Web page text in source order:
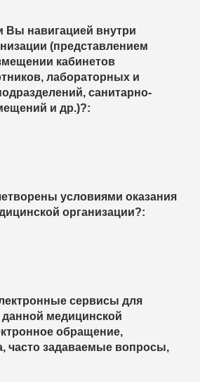
Вы навигацией внутри
(представлением
кабинетов
лабораторных и
санитарно-
и др.)?:
условиями оказания
организации?:
сервисы для
медицинской
обращение,
часто задаваемые вопросы,